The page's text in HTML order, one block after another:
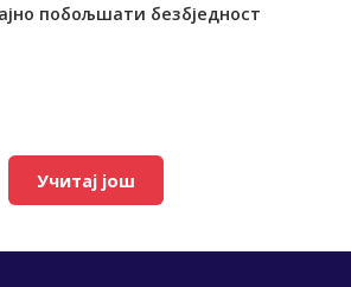
побољшати безбједност
Учитај још